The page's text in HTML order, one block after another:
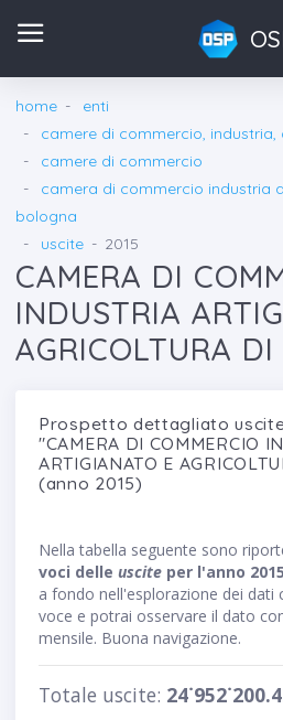
home
enti
camere di commercio,
camere di commercio
camera di commercio industria
bologna
uscite
2015
CAMERA DI
INDUSTRIA
AGRICOLTURA
Prospetto dettagliato
"CAMERA DI COMMERCIO
ARTIGIANATO E
(anno 2015)
Nella tabella seguente sono
voci delle uscite per l'anno 2015
a fondo nell'esplorazione dei dati
voce e potrai osservare il dato
mensile. Buona navigazione.
Totale uscite: